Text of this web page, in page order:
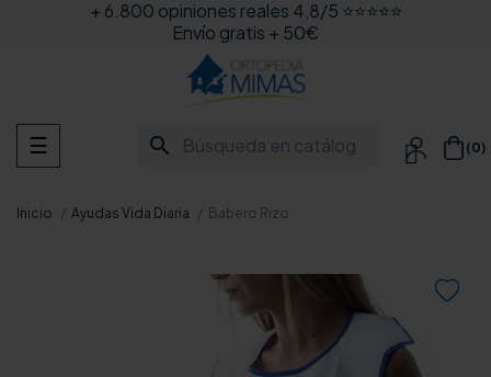
+ 6.800 opiniones reales 4,8/5 ⭐⭐⭐⭐⭐
Envío gratis + 50€
search  (0)
Navegación
de
☰
Inicio Ayudas Vida Diaria Babero Rizo
